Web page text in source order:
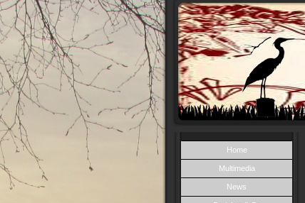
Home
Multimedia
News